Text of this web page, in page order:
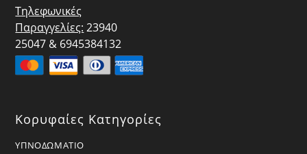
Τηλεφωνικές
Παραγγελίες: 23940
25047 & 6945384132
Κορυφαίες Κατηγορίες
ΥΠΝΟΔΩΜΑΤΙΟ